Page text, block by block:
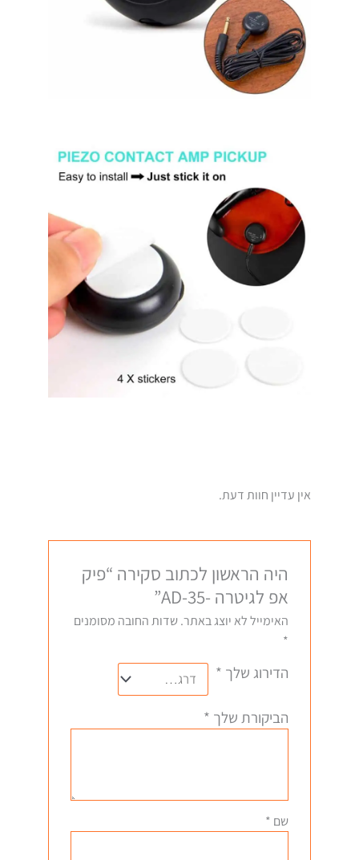
אין עדיין חוות דעת.
היה הראשון לכתוב סקירה “פיק
אפ לגיטרה -AD-35”
האימייל לא יוצג באתר.שדות החובה מסומנים
*
הדירוג שלך *
הביקורת שלך *
שם *